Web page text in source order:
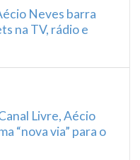
Neves barra
na TV, rádio e
Livre, Aécio
“nova via” para o